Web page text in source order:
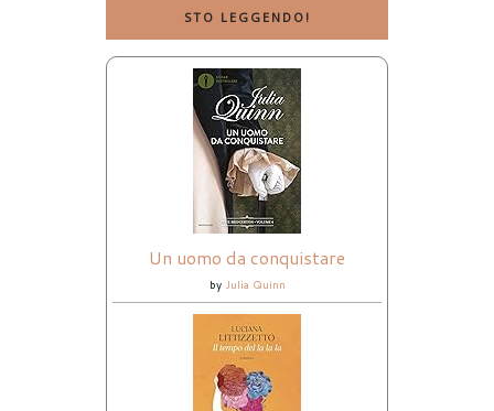
STO LEGGENDO!
Un uomo da conquistare
by Julia Quinn